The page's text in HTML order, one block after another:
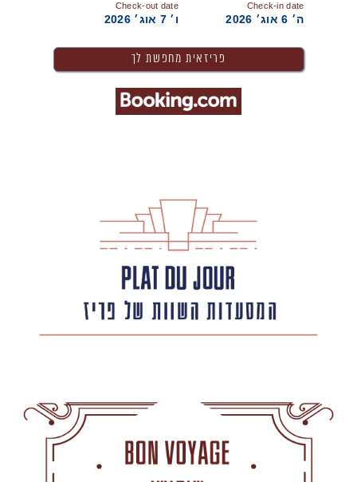
Check-in date
ה׳ 6 אוג׳ 2026
Check-out date
ו׳ 7 אוג׳ 2026